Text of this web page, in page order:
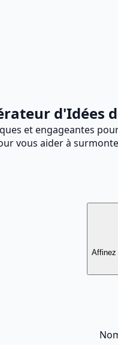
d'Idées
et engageantes
vous aider à
Affinez